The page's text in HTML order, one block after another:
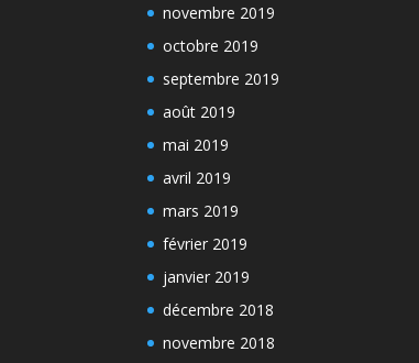
novembre 2019
octobre 2019
septembre 2019
août 2019
mai 2019
avril 2019
mars 2019
février 2019
janvier 2019
décembre 2018
novembre 2018